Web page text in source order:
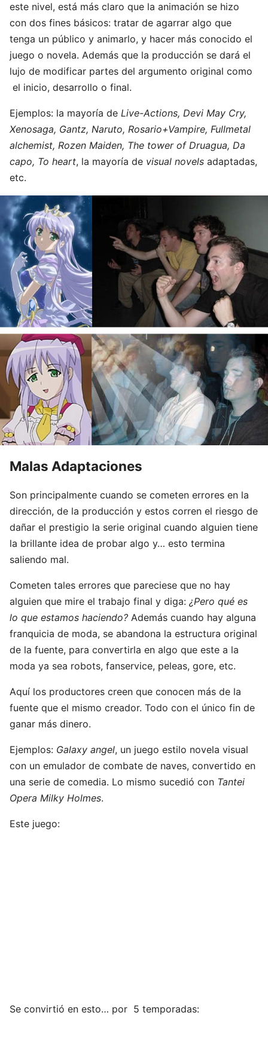
este nivel, está más claro que la animación se hizo
con dos fines básicos: tratar de agarrar algo que
tenga un público y animarlo, y hacer más conocido el
juego o novela. Además que la producción se dará el
lujo de modificar partes del argumento original como
el inicio, desarrollo o final.
Ejemplos: la mayoría de Live-Actions, Devi May Cry,
Xenosaga, Gantz, Naruto, Rosario+Vampire, Fullmetal
alchemist, Rozen Maiden, The tower of Druagua, Da
capo, To heart, la mayoría de visual novels adaptadas,
etc.
Malas Adaptaciones
Son principalmente cuando se cometen errores en la
dirección, de la producción y estos corren el riesgo de
dañar el prestigio la serie original cuando alguien tiene
la brillante idea de probar algo y… esto termina
saliendo mal.
Cometen tales errores que pareciese que no hay
alguien que mire el trabajo final y diga: ¿Pero qué es
lo que estamos haciendo? Además cuando hay alguna
franquicia de moda, se abandona la estructura original
de la fuente, para convertirla en algo que este a la
moda ya sea robots, fanservice, peleas, gore, etc.
Aquí los productores creen que conocen más de la
fuente que el mismo creador. Todo con el único fin de
ganar más dinero.
Ejemplos: Galaxy angel, un juego estilo novela visual
con un emulador de combate de naves, convertido en
una serie de comedia. Lo mismo sucedió con Tantei
Opera Milky Holmes.
Este juego:
Se convirtió en esto… por 5 temporadas: